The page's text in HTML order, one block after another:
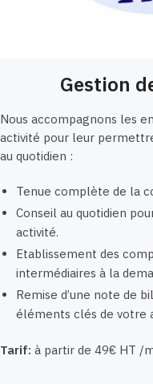
Gestion
Nous accompagnons les
activité pour leur
au quotidien :
Tenue complète de la
Conseil au quotidien
activité.
Etablissement des
intermédiaires à la
Remise d’une note de
éléments clés de votre
Tarif: à partir de 49€ HT /